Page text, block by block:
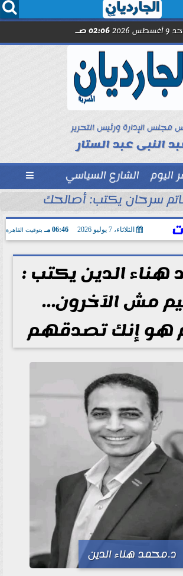
  
2026 02:06 صـ
مجلس الإدارة ورئيس التحرير
النبى عبد الستار
اليوم الشارع السياسي 
سرحان يكتب: أصالحك على إيه
الثلاثاء، 7 يوليو 2026 06:46 مـ بتوقيت القاهرة
هناء الدين يكتب :
مش الآخرون…
هو إنك تصدقهم
د.محمد هناء الدين